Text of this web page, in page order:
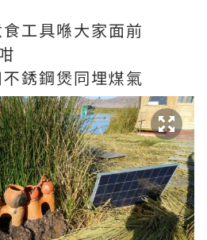
工具喺大家面前
銹鋼煲同埋煤氣